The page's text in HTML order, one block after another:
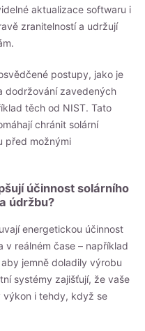
aktualizace softwaru i
zranitelností a udržují
postupy, jako je
dodržování zavedených
těch od NIST. Tato
chránit solární
před možnými
účinnost solárního
údržbu?
energetickou účinnost
v reálném čase – například
jemně doladily výrobu
systémy zajišťují, že vaše
výkon i tehdy, když se